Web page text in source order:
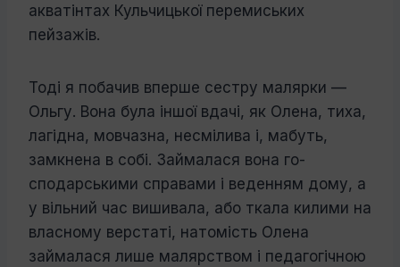
акватінтах Кульчиць­кої перемиських
пейзажів.
Тоді я побачив вперше сестру малярки —
Ольгу. Вона була іншої вдачі, як Олена, тиха,
лагідна, мовчазна, несмілива і, ма­буть,
замкнена в собі. Займалася вона го­
сподарськими справами і веденням дому, а
у вільний час вишивала, або ткала ки­лими на
власному верстаті, натомість Олена
займалася лише малярством і педа­гогічною